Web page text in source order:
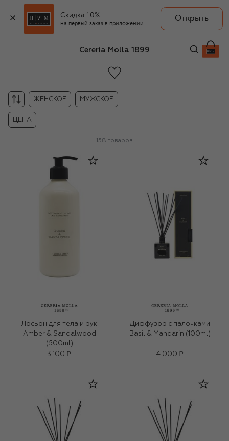
Скидка 10%
на первый заказ в приложении
Открыть
Cereria Molla 1899
ЖЕНСКОЕ МУЖСКОЕ
ЦЕНА
158 товаров
Лосьон для тела и рук
Amber & Sandalwood
(500ml)
3 100 ₽
Диффузор с палочками
Basil & Mandarin (100ml)
4 000 ₽